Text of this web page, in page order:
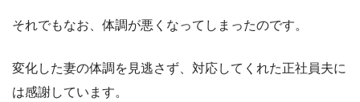
それでもなお、体調が悪くなってしまったのです。
変化した妻の体調を見逃さず、対応してくれた正社員夫に
は感謝しています。